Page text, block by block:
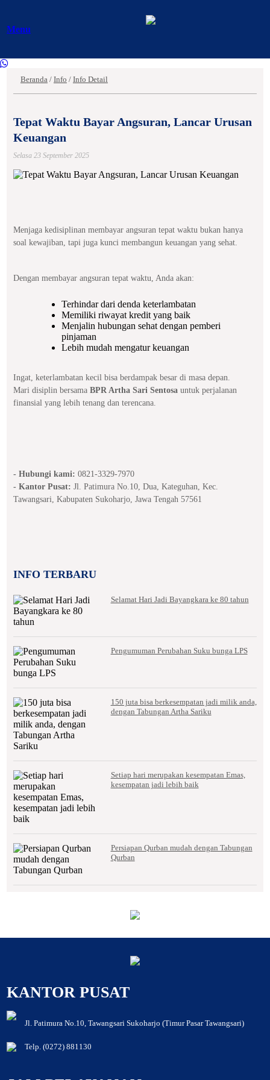
Menu
Beranda / Info / Info Detail
Tepat Waktu Bayar Angsuran, Lancar Urusan
Keuangan
Selasa 23 September 2025
Menjaga kedisiplinan membayar angsuran tepat waktu bukan hanya
soal kewajiban, tapi juga kunci membangun keuangan yang sehat.
Dengan membayar angsuran tepat waktu, Anda akan:
Terhindar dari denda keterlambatan
Memiliki riwayat kredit yang baik
Menjalin hubungan sehat dengan pemberi
pinjaman
Lebih mudah mengatur keuangan
Ingat, keterlambatan kecil bisa berdampak besar di masa depan.
Mari disiplin bersama BPR Artha Sari Sentosauntuk perjalanan
finansial yang lebih tenang dan terencana.
- Hubungi kami: 0821-3329-7970
- Kantor Pusat: Jl. Patimura No.10, Dua, Kateguhan, Kec.
Tawangsari, Kabupaten Sukoharjo, Jawa Tengah 57561
INFO TERBARU
Selamat Hari Jadi Bayangkara ke 80 tahun
Pengumuman Perubahan Suku bunga LPS
150 juta bisa berkesempatan jadi milik anda,
dengan Tabungan Artha Sariku
Setiap hari merupakan kesempatan Emas,
kesempatan jadi lebih baik
Persiapan Qurban mudah dengan Tabungan
Qurban
KANTOR PUSAT
Jl. Patimura No.10, Tawangsari Sukoharjo (Timur Pasar Tawangsari)
Telp. (0272) 881130